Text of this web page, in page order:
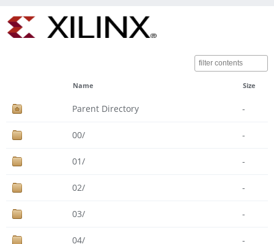
Name Size
Parent Directory -
00/ -
01/ -
02/ -
03/ -
04/ -